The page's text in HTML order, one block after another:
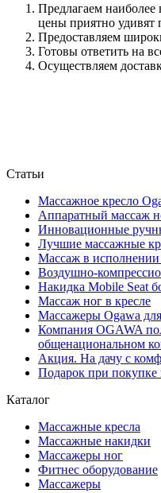
Предлагаем
цены приятно удивят
Предоставляем
Готовы ответить на
Осуществляем
Статьи
Массажное кресло
Аппаратный массаж
Инновационные
Лучшие массажные
Массаж в исполнении
Воздушно-
Накидка Mobile Seat
Массаж ног в кресле
Массажеры Ogawa
Компания OGAWA
общенациональном
Акция. На дачу с
Подарок при покупке
Каталог
Массажные кресла
Массажные накидки
Массажеры ног
Фитнес оборудование
Массажеры